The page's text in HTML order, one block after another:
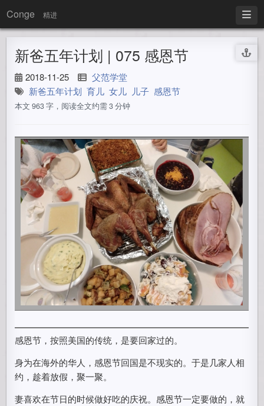
Conge 精进
新爸五年计划 | 075 感恩节
2018-11-25
父范学堂
新爸五年计划 育儿 女儿 儿子 感恩节
本文 963 字，阅读全文约需 3 分钟
感恩节，按照美国的传统，是要回家过的。
身为在海外的华人，感恩节回国是不现实的。于是几家人相
约，趁着放假，聚一聚。
妻喜欢在节日的时候做好吃的庆祝。感恩节一定要做的，就